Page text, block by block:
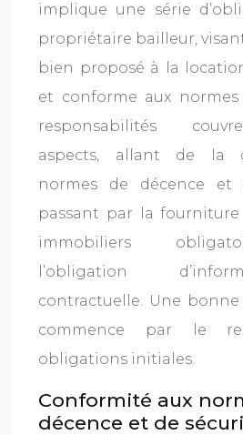
implique une série
propriétaire bailleur,
bien proposé à la
et conforme aux normes
responsabilités
aspects, allant de la
normes de décence et
passant par la
immobiliers
l’obligation
contractuelle. Une
commence par le
obligations initiales.
Conformité aux
décence et de